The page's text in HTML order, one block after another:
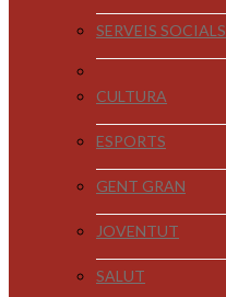
SERVEIS SOCIALS
CULTURA
ESPORTS
GENT GRAN
JOVENTUT
SALUT